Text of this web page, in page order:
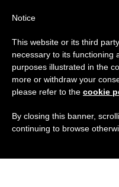
Notice
This website or its third
necessary to its functioning
purposes illustrated in the
more or withdraw your
please refer to the cookie
By closing this banner,
continuing to browse